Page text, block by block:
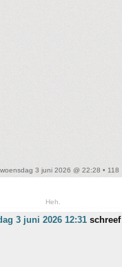
woensdag 3 juni 2026 @ 22:28 • 118
Heh.
3 juni 2026 12:31 schreef